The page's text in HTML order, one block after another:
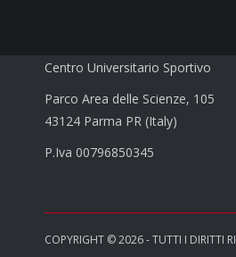
Centro Universitario Sportivo
Parco Area delle Scienze, 105
43124 Parma PR (Italy)
P.Iva 00796850345
COPYRIGHT © 2026 - TUTTI I DIRITTI